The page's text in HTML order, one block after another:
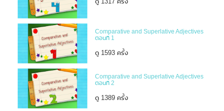
Comparative and Superlative Adjectives
ตอนที่ 1
ดู 1593 ครั้ง
Comparative and Superlative Adjectives
ตอนที่ 2
ดู 1389 ครั้ง